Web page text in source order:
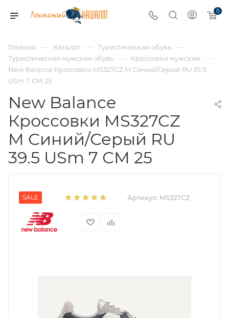
0
Главная — Каталог — Туристическая обувь —
Туристическая мужская обувь — Кроссовки мужские —
New Balance Кроссовки MS327CZ M Синий/Серый RU 39.5
USm 7 СМ 25
New Balance
Кроссовки MS327CZ
M Синий/Серый RU
39.5 USm 7 СМ 25
SALE Артикул: MS327CZ